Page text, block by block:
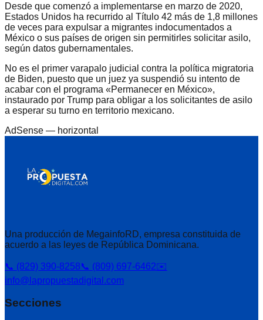
Desde que comenzó a implementarse en marzo de 2020,
Estados Unidos ha recurrido al Título 42 más de 1,8 millones
de veces para expulsar a migrantes indocumentados a
México o sus países de origen sin permitirles solicitar asilo,
según datos gubernamentales.
No es el primer varapalo judicial contra la política migratoria
de Biden, puesto que un juez ya suspendió su intento de
acabar con el programa «Permanecer en México»,
instaurado por Trump para obligar a los solicitantes de asilo
a esperar su turno en territorio mexicano.
AdSense — horizontal
Una producción de MegainfoRD, empresa constituida de
acuerdo a las leyes de República Dominicana.
📞 (829) 390-8258📞 (809) 697-6462✉️
info@lapropuestadigital.com
Secciones